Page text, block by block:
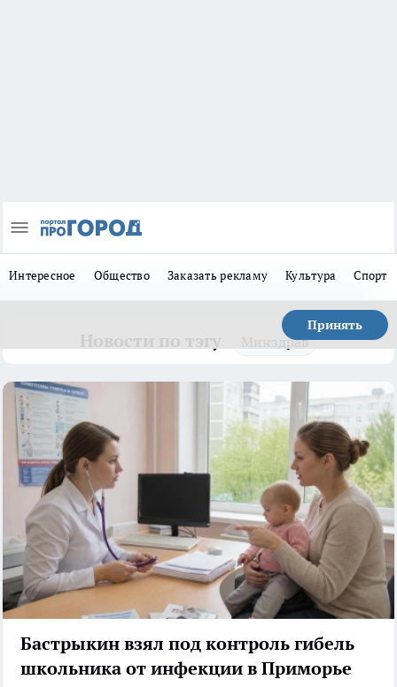
Интересное Общество Заказать рекламу Культура Спорт
Принять
Минздрав
Бастрыкин взял под контроль гибель
школьника от инфекции в Приморье